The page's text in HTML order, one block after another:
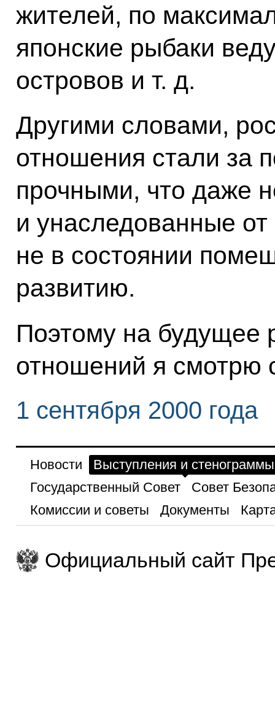
жителей, по
японские рыбаки
островов и т. д.
Другими словами,
отношения стали за
прочными, что даже
и унаследованные
не в состоянии
развитию.
Поэтому на будущее
отношений я смотрю
1 сентября 2000 года
Новости
Выступления и стенограммы
Государственный Совет
Совет
Комиссии и советы
Документы
Официальный сайт